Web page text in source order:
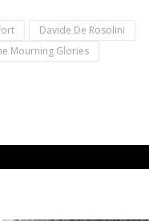
Davide De Rosolini
Mourning Glories